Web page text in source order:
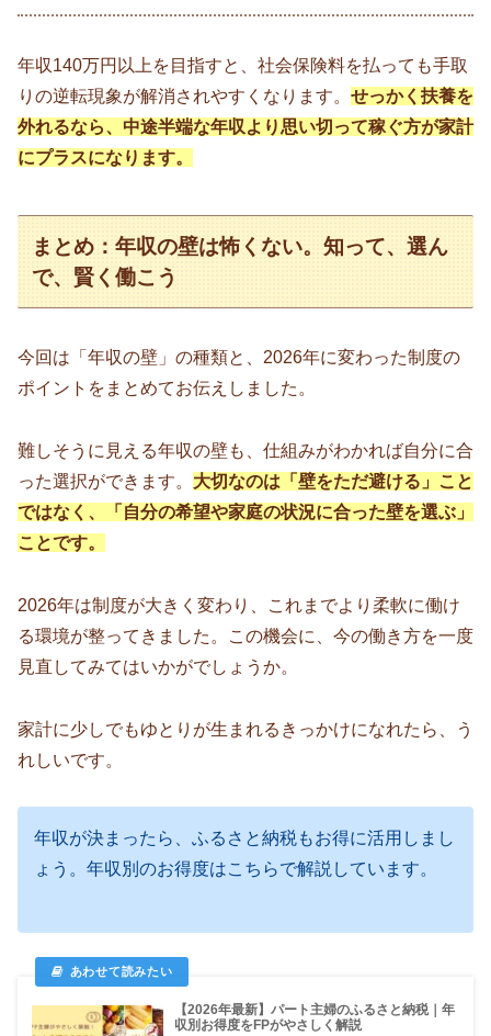
年収140万円以上を目指すと、社会保険料を払っても手取
りの逆転現象が解消されやすくなります。 せっかく扶養を
外れるなら、中途半端な年収より思い切って稼ぐ方が家計
にプラスになります。
まとめ：年収の壁は怖くない。知って、選ん
で、賢く働こう
今回は「年収の壁」の種類と、2026年に変わった制度の
ポイントをまとめてお伝えしました。
難しそうに見える年収の壁も、仕組みがわかれば自分に合
った選択ができます。 大切なのは「壁をただ避ける」こと
ではなく、「自分の希望や家庭の状況に合った壁を選ぶ」
ことです。
2026年は制度が大きく変わり、これまでより柔軟に働け
る環境が整ってきました。この機会に、今の働き方を一度
見直してみてはいかがでしょうか。
家計に少しでもゆとりが生まれるきっかけになれたら、う
れしいです。
年収が決まったら、ふるさと納税もお得に活用しまし
ょう。年収別のお得度はこちらで解説しています。
【2026年最新】パート主婦のふるさと納税｜年
収別お得度をFPがやさしく解説